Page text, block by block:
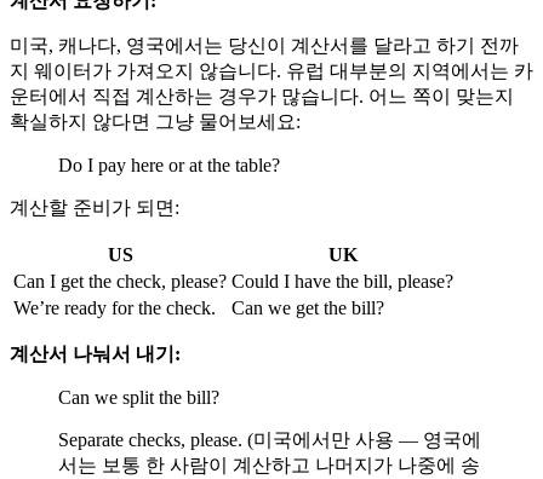
미국, 캐나다, 영국에서는 당신이 계산서를 달라고 하기 전까
지 웨이터가 가져오지 않습니다. 유럽 대부분의 지역에서는 카
운터에서 직접 계산하는 경우가 많습니다. 어느 쪽이 맞는지
확실하지 않다면 그냥 물어보세요:
Do I pay here or at the table?
계산할 준비가 되면:
US
UK
Can I get the check, please? Could I have the bill, please?
We’re ready for the check.
Can we get the bill?
계산서 나눠서 내기:
Can we split the bill?
Separate checks, please. (미국에서만 사용 — 영국에
서는 보통 한 사람이 계산하고 나머지가 나중에 송